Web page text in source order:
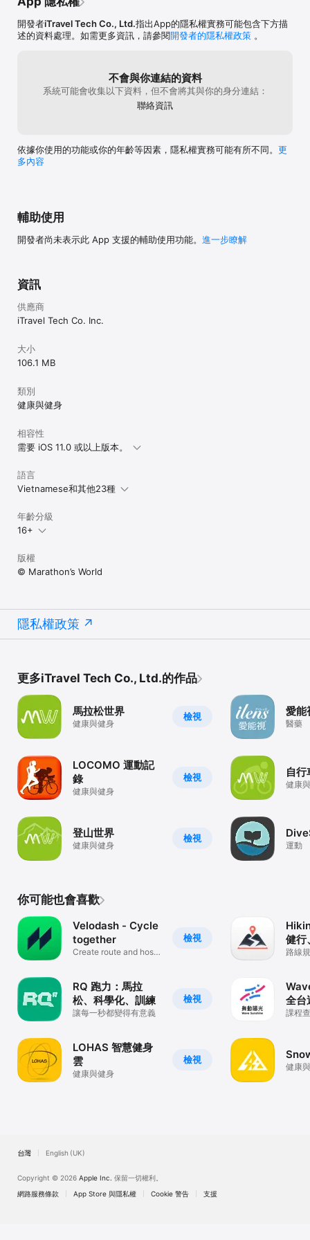
開發者iTravel Tech Co., Ltd.指出App的隱私權實務可能包含下方描
述的資料處理。如需更多資訊，請參閱開發者的隱私權政策 。
不會與你連結的資料
系統可能會收集以下資料，但不會將其與你的身分連結：
聯絡資訊
依據你使用的功能或你的年齡等因素，隱私權實務可能有所不同。 更
多內容
輔助使用
開發者尚未表示此 App 支援的輔助使用功能。 進一步瞭解
資訊
供應商
iTravel Tech Co. Inc.
大小
106.1 MB
類別
健康與健身
相容性
需要 iOS 11.0 或以上版本。
語言
Vietnamese和其他23種
年齡分級
16+
版權
© Marathon’s World
隱私權政策
更多iTravel Tech Co., Ltd.的作品
檢視
馬拉松世界
健康與健身
檢視
LOCOMO 運動記
錄
健康與健身
檢視
登山世界
健康與健身
愛能
醫藥
自行
健康
運動
你可能也會喜歡
檢視
Velodash - Cycle
together
Create route and host
檢視
RQ 跑力：馬拉
松、科學化、訓練
讓每一秒都變得有意義
檢視
LOHAS 智慧健身
雲
健康與健身
健行
車，
路線
全台
課程
健康
台灣 English (UK)
Copyright © 2026 Apple Inc. 保留一切權利。
網路服務條款
App Store 與隱私權 Cookie 警告 支援